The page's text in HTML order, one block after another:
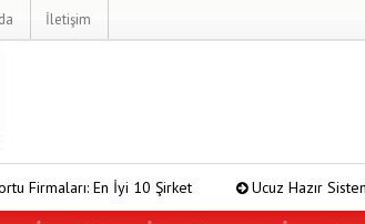
İletişim
10 Şirket Ucuz Hazır Sistem ile İşletme